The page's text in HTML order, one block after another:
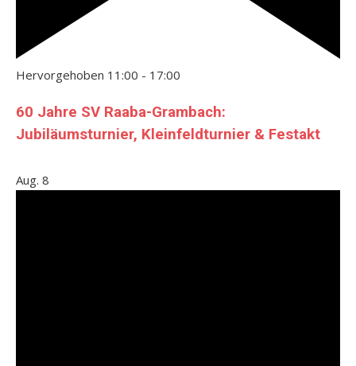
Hervorgehoben 11:00 - 17:00
60 Jahre SV Raaba-Grambach:
Jubiläumsturnier, Kleinfeldturnier & Festakt
Aug. 8